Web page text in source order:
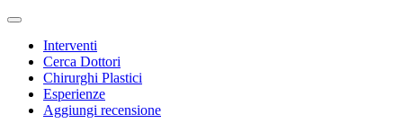
Interventi
Cerca Dottori
Chirurghi Plastici
Esperienze
Aggiungi recensione